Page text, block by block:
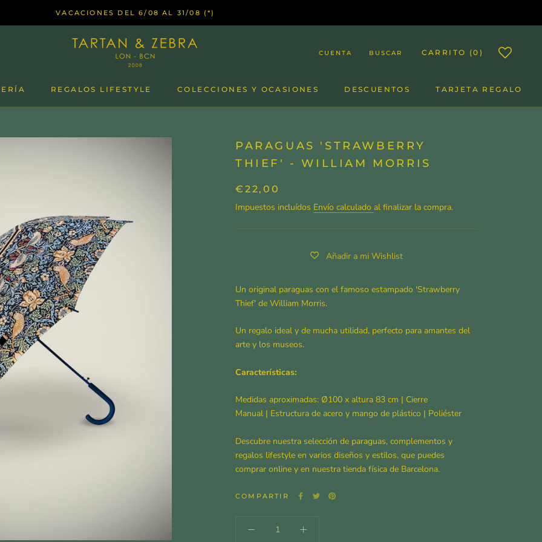
VACACIONES DEL 6/08 AL 31/08 (*)
REGALOS LIFESTYLE COLECCIONES Y OCASIONES
DESCUENTOS
TARJETA REGALO
CUENTA BUSCAR CARRITO (0 )
PARAGUAS 'STRAWBERRY
THIEF' - WILLIAM MORRIS
€22,00
Impuestos incluídos Envío calculado al finalizar la compra.
Añadir a mi Wishlist
Un original paraguas con el famoso estampado 'Strawberry
Thief' de William Morris.
Un regalo ideal y de mucha utilidad, perfecto para amantes del
arte y los museos.
Características:
Medidas aproximadas: Ø100 x altura 83 cm | Cierre
Manual | Estructura de acero y mango de plástico | Poliéster
Descubre nuestra selección de paraguas, complementos y
regalos lifestyle en varios diseños y estilos, que puedes
comprar online y en nuestra tienda física de Barcelona.
COMPARTIR